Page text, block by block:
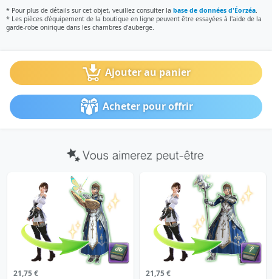
* Pour plus de détails sur cet objet, veuillez consulter la base de données d'Éorzéa
* Les pièces d'équipement de la boutique en ligne peuvent être essayées à l'aide de la
garde-robe onirique dans les chambres d'auberge.
Ajouter au panier
Acheter pour offrir
21,75 € 21,75 €